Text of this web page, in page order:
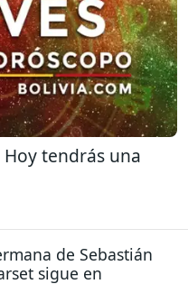
tendrás una
de Sebastián
sigue en